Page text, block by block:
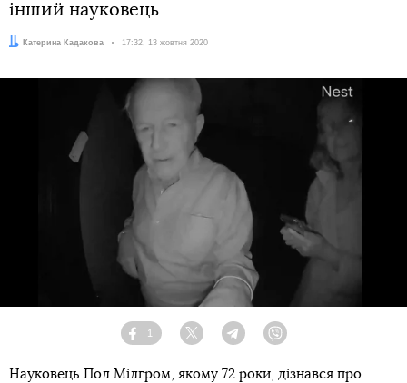
інший науковець
Автор:Катерина Кадакова Дата:
17:32, 13 жовтня 2020
Facebook
1
Twitter TelegramViber
Науковець Пол Мілгром, якому 72 роки, дізнався про